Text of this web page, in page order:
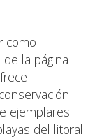
como
la página
ejemplares
del litoral.